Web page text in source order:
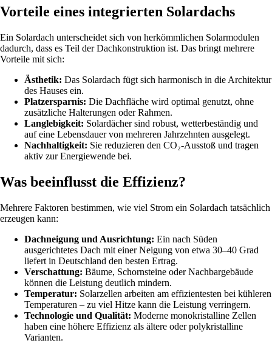
Vorteile eines integrierten Solardachs
Ein Solardach unterscheidet sich von herkömmlichen Solarmodulen
dadurch, dass es Teil der Dachkonstruktion ist. Das bringt mehrere
Vorteile mit sich:
Ästhetik: Das Solardach fügt sich harmonisch in die Architektur
des Hauses ein.
Platzersparnis: Die Dachfläche wird optimal genutzt, ohne
zusätzliche Halterungen oder Rahmen.
Langlebigkeit: Solardächer sind robust, wetterbeständig und
auf eine Lebensdauer von mehreren Jahrzehnten ausgelegt.
Nachhaltigkeit: Sie reduzieren den CO₂-Ausstoß und tragen
aktiv zur Energiewende bei.
Was beeinflusst die Effizienz?
Mehrere Faktoren bestimmen, wie viel Strom ein Solardach tatsächlich
erzeugen kann:
Dachneigung und Ausrichtung: Ein nach Süden
ausgerichtetes Dach mit einer Neigung von etwa 30–40 Grad
liefert in Deutschland den besten Ertrag.
Verschattung: Bäume, Schornsteine oder Nachbargebäude
können die Leistung deutlich mindern.
Temperatur: Solarzellen arbeiten am effizientesten bei kühleren
Temperaturen – zu viel Hitze kann die Leistung verringern.
Technologie und Qualität: Moderne monokristalline Zellen
haben eine höhere Effizienz als ältere oder polykristalline
Varianten.